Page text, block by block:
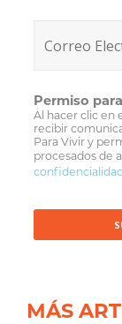
Permiso
Al hacer clic en
recibir
Para Vivir y
procesados de
confidencialidad
MÁS